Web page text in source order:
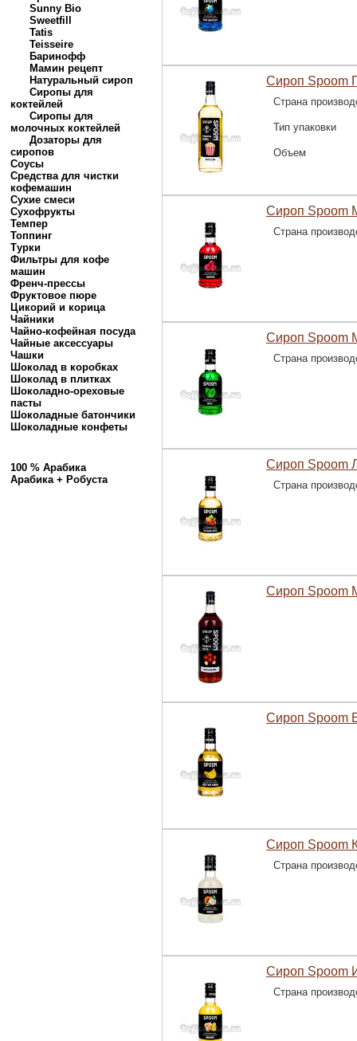
Sunny Bio
Sweetfill
Tatis
Teisseire
Баринофф
Мамин рецепт
Натуральный сироп
Сиропы для
коктейлей
Сиропы для
молочных коктейлей
Дозаторы для
сиропов
Соусы
Средства для чистки
кофемашин
Сухие смеси
Сухофрукты
Темпер
Топпинг
Турки
Фильтры для кофе
машин
Френч-прессы
Фруктовое пюре
Цикорий и корица
Чайники
Чайно-кофейная посуда
Чайные аксессуары
Чашки
Шоколад в коробках
Шоколад в плитках
Шоколадно-ореховые
пасты
Шоколадные батончики
Шоколадные конфеты
100 % Арабика
Арабика + Робуста
Сироп Spoom
Страна
Тип упаковки
Объем
Сироп Spoom
Страна
Сироп Spoom
Страна
Сироп Spoom
Страна
Сироп Spoom
Сироп Spoom
Сироп Spoom
Страна
Сироп Spoom
Страна